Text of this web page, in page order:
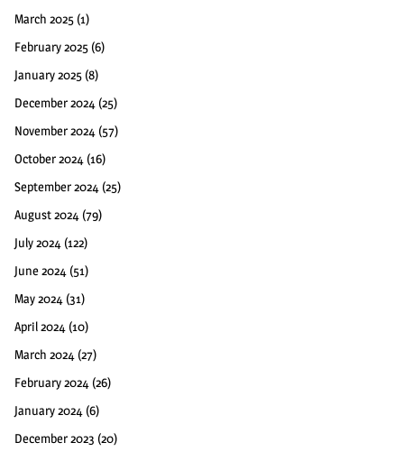
March 2025 (1)
February 2025 (6)
January 2025 (8)
December 2024 (25)
November 2024 (57)
October 2024 (16)
September 2024 (25)
August 2024 (79)
July 2024 (122)
June 2024 (51)
May 2024 (31)
April 2024 (10)
March 2024 (27)
February 2024 (26)
January 2024 (6)
December 2023 (20)